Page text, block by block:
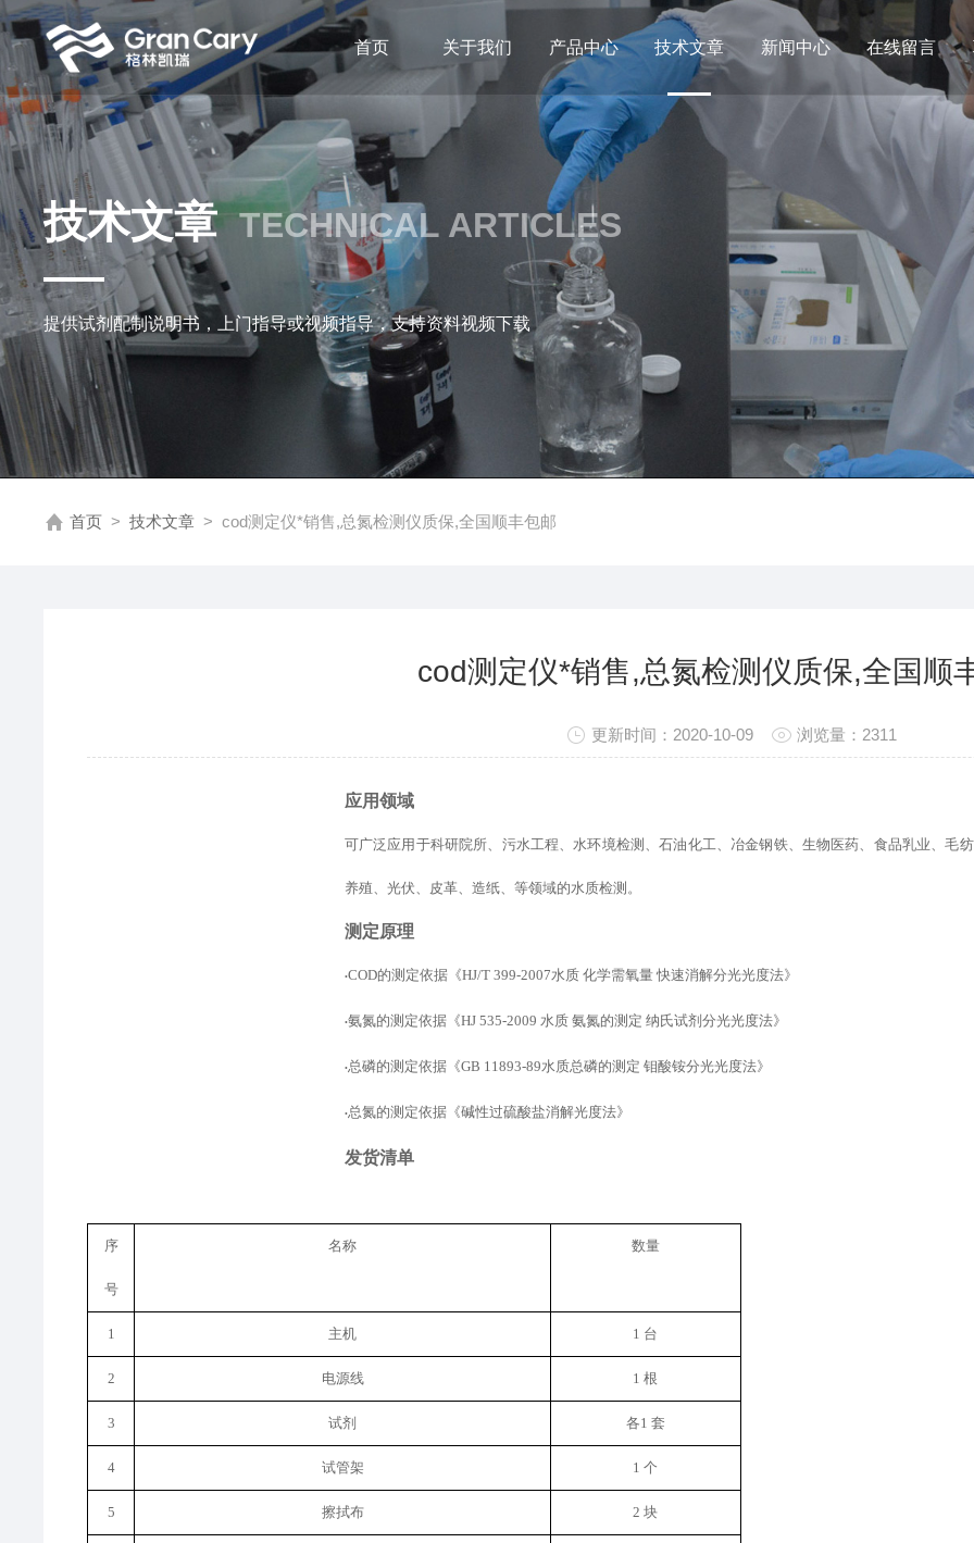
首页 关于我们 产品中心 技术文章 新闻中心 在线留言
技术文章 TECHNICAL ARTICLES
提供试剂配制说明书，上门指导或视频指导，支持资料视频下载
首页 > 技术文章 > cod测定仪*销售,总氮检测仪质保,全国顺丰包邮
cod测定仪*销售,总氮检测仪质保,全国顺
更新时间：2020-10-09 浏览量：2311
应用领域
可广泛应用于科研院所、污水工程、水环境检测、石油化工、冶金钢铁、生物医药、食品乳业、毛
养殖、光伏、皮革、造纸、等领域的水质检测。
测定原理
•COD的测定依据《HJ/T 399-2007水质 化学需氧量 快速消解分光光度法》
•氨氮的测定依据《HJ 535-2009 水质 氨氮的测定 纳氏试剂分光光度法》
•总磷的测定依据《GB 11893-89水质总磷的测定 钼酸铵分光光度法》
•总氮的测定依据《碱性过硫酸盐消解光度法》
发货清单
序
号
名称 数量
1 主机 1 台
2 电源线 1 根
3 试剂 各1 套
4 试管架 1 个
5 擦拭布 2 块